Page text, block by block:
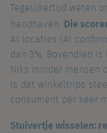
Tegelijkertijd weten
handhaven. Die
A1 locaties (A1
dan 3%. Bovendien
Niks minder mensen
is dat winkeltrips
consument per keer
Stuivertje wisselen: